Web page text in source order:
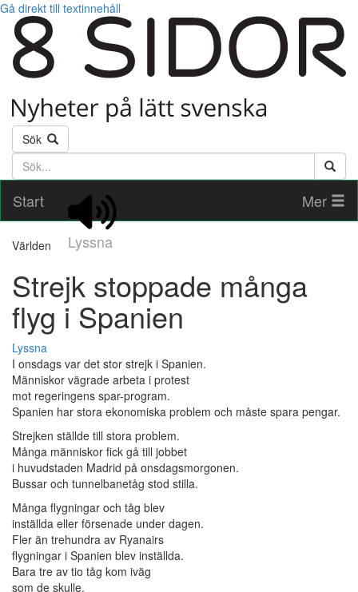
Gå direkt till textinnehåll
Sök
Söktext
Start
Lyssna
Mer
Världen
Strejk stoppade många
flyg i Spanien
Lyssna
I onsdags var det stor strejk i Spanien.
Människor vägrade arbeta i protest
mot regeringens spar-program.
Spanien har stora ekonomiska problem och måste spara pengar.
Strejken ställde till stora problem.
Många människor fick gå till jobbet
i huvudstaden Madrid på onsdagsmorgonen.
Bussar och tunnelbanetåg stod stilla.
Många flygningar och tåg blev
inställda eller försenade under dagen.
Fler än trehundra av Ryanairs
flygningar i Spanien blev inställda.
Bara tre av tio tåg kom iväg
som de skulle.